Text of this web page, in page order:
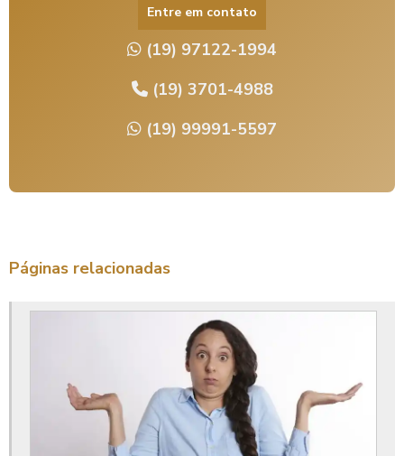
Fornecedor de semijoias limeira
Fornecedores de semi joias em limeira
Galvanoplastia banho de ouro
Limeira semi joias
Limeira semijoias atacado
Lojas de semijoias em limeira atacado
Lojas semijoias limeira
Onde comprar semi joias
Entre em contato
(19) 97122-1994
(19) 3701-4988
(19) 99991-5597
Páginas relacionadas